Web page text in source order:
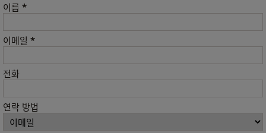
이름 *
이메일 *
전화
연락 방법